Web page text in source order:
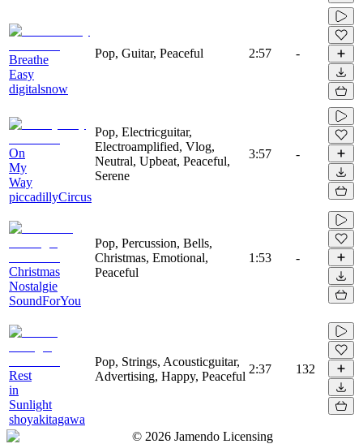
Breathe
Easy
digitalsnow
Pop, Guitar, Peaceful 2:57 -
On
My
Way
piccadillyCircus
Pop, Electricguitar,
Electroamplified, Vlog,
Neutral, Upbeat, Peaceful,
Serene
3:57 -
Christmas
Nostalgie
SoundForYou
Pop, Percussion, Bells,
Christmas, Emotional,
Peaceful
1:53 -
Rest
in
Sunlight
shoyakitagawa
Pop, Strings, Acousticguitar,
Advertising, Happy, Peaceful
2:37 132
© 2026 Jamendo Licensing